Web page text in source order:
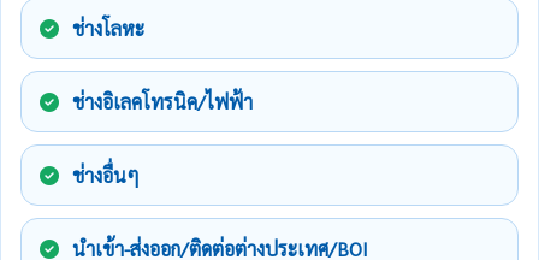
ช่างโลหะ
ช่างอิเลคโทรนิค/ไฟฟ้า
ช่างอื่นๆ
นำเข้า-ส่งออก/ติดต่อต่างประเทศ/BOI